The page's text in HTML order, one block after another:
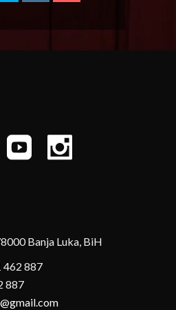
Banja Luka, BiH
462 887
887